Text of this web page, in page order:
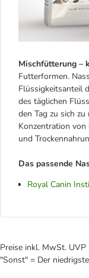
Mischfütterung –
Futterformen.
Flüssigkeitsanteil
des täglichen
den Tag zu sich
Konzentration
und
Das passende
Royal Canin
Preise inkl. MwSt.
"Sonst" = Der